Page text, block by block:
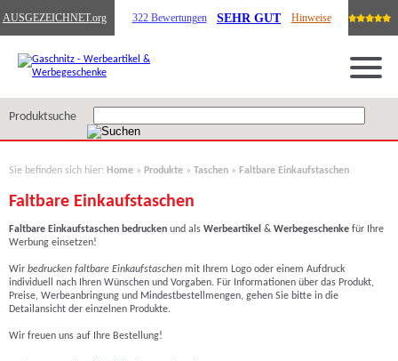
AUSGEZEICHNET.org 322 Bewertungen SEHR GUT Hinweise
Produktsuche
Sie befinden sich hier: Home » Produkte » Taschen » Faltbare Einkaufstaschen
Faltbare Einkaufstaschen
Faltbare Einkaufstaschen bedrucken und als Werbeartikel & Werbegeschenke für Ihre
Werbung einsetzen!
Wir bedrucken faltbare Einkaufstaschen mit Ihrem Logo oder einem Aufdruck
individuell nach Ihren Wünschen und Vorgaben. Für Informationen über das Produkt,
Preise, Werbeanbringung und Mindestbestellmengen, gehen Sie bitte in die
Detailansicht der einzelnen Produkte.
Wir freuen uns auf Ihre Bestellung!